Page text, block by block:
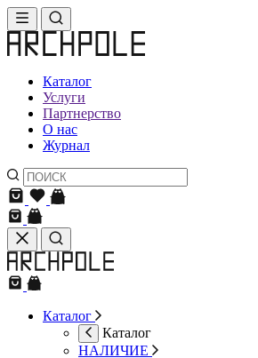
Каталог
Услуги
Партнерство
О нас
Журнал
Каталог
Каталог
НАЛИЧИЕ